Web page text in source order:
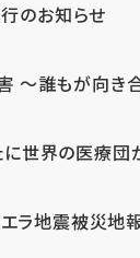
のお知らせ
～誰もが向き
に世界の医療
ラ地震被災地